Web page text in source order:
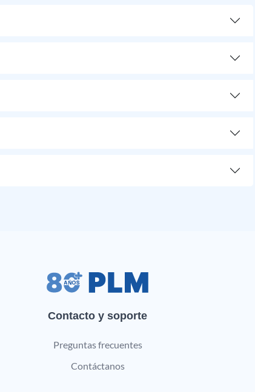
Contacto y soporte
Preguntas frecuentes
Contáctanos